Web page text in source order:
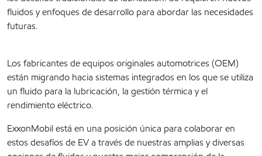
fluidos y enfoques de desarrollo para abordar las necesidades
futuras.
Los fabricantes de equipos originales automotrices (OEM)
están migrando hacia sistemas integrados en los que se utiliza
un fluido para la lubricación, la gestión térmica y el
rendimiento eléctrico.
ExxonMobil está en una posición única para colaborar en
estos desafíos de EV a través de nuestras amplias y diversas